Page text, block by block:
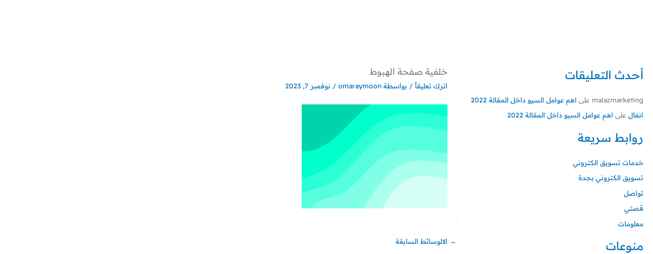
أحدث التعليقات
malazmarketing على اهم عوامل السيو داخل المقالة 2022
انفال على اهم عوامل السيو داخل المقالة 2022
روابط سريعة
خدمات تسويق الكتروني
تسويق الكتروني بجدة
تواصل
قصتي
معلومات
منوعات
خلفية صفحة الهبوط
اترك تعليقاً / بواسطة omaraymoon
/ نوفمبر 7, 2023
→ الالوسائط السابقة